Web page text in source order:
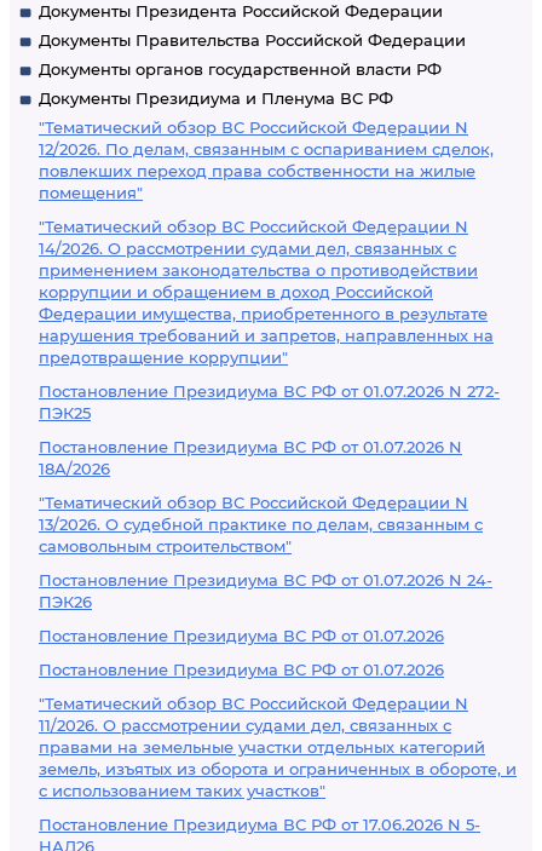
Документы Президента Российской Федерации
Документы Правительства Российской Федерации
Документы органов государственной власти РФ
Документы Президиума и Пленума ВС РФ
"Тематический обзор ВС Российской Федерации N
12/2026. По делам, связанным с оспариванием сделок,
повлекших переход права собственности на жилые
помещения"
"Тематический обзор ВС Российской Федерации N
14/2026. О рассмотрении судами дел, связанных с
применением законодательства о противодействии
коррупции и обращением в доход Российской
Федерации имущества, приобретенного в результате
нарушения требований и запретов, направленных на
предотвращение коррупции"
Постановление Президиума ВС РФ от 01.07.2026 N 272-
ПЭК25
Постановление Президиума ВС РФ от 01.07.2026 N
18А/2026
"Тематический обзор ВС Российской Федерации N
13/2026. О судебной практике по делам, связанным с
самовольным строительством"
Постановление Президиума ВС РФ от 01.07.2026 N 24-
ПЭК26
Постановление Президиума ВС РФ от 01.07.2026
Постановление Президиума ВС РФ от 01.07.2026
"Тематический обзор ВС Российской Федерации N
11/2026. О рассмотрении судами дел, связанных с
правами на земельные участки отдельных категорий
земель, изъятых из оборота и ограниченных в обороте, и
с использованием таких участков"
Постановление Президиума ВС РФ от 17.06.2026 N 5-
НАД26